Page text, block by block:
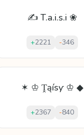
✍ T.a.i.s.i ❀
+2221 -346
✶ ♔ Ṱąísƴ ♔ ◆
+2367 -840